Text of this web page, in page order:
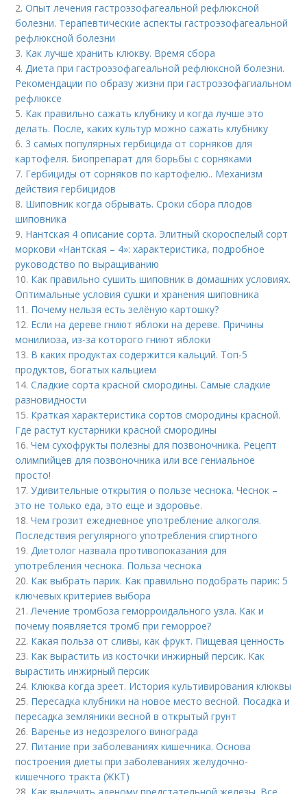
2.Опыт лечения гастроэзофагеальной рефлюксной
болезни. Терапевтические аспекты гастроэзофагеальной
рефлюксной болезни
3. Как лучше хранить клюкву. Время сбора
4. Диета при гастроэзофагеальной рефлюксной болезни.
Рекомендации по образу жизни при гастроэзофагиальном
рефлюксе
5. Как правильно сажать клубнику и когда лучше это
делать. После, каких культур можно сажать клубнику
6. 3 самых популярных гербицида от сорняков для
картофеля. Биопрепарат для борьбы с сорняками
7. Гербициды от сорняков по картофелю.. Механизм
действия гербицидов
8. Шиповник когда обрывать. Сроки сбора плодов
шиповника
9. Нантская 4 описание сорта. Элитный скороспелый сорт
моркови «Нантская – 4»: характеристика, подробное
руководство по выращиванию
10. Как правильно сушить шиповник в домашних условиях.
Оптимальные условия сушки и хранения шиповника
11. Почему нельзя есть зелёную картошку?
12. Если на дереве гниют яблоки на дереве. Причины
монилиоза, из-за которого гниют яблоки
13. В каких продуктах содержится кальций. Топ-5
продуктов, богатых кальцием
14.Сладкие сорта красной смородины. Самые сладкие
разновидности
15. Краткая характеристика сортов смородины красной.
Где растут кустарники красной смородины
16.Чем сухофрукты полезны для позвоночника. Рецепт
олимпийцев для позвоночника или все гениальное
просто!
17.Удивительные открытия о пользе чеснока. Чеснок –
это не только еда, это еще и здоровье.
18.Чем грозит ежедневное употребление алкоголя.
Последствия регулярного употребления спиртного
19. Диетолог назвала противопоказания для
употребления чеснока. Польза чеснока
20. Как выбрать парик. Как правильно подобрать парик: 5
ключевых критериев выбора
21. Лечение тромбоза геморроидального узла. Как и
почему появляется тромб при геморрое?
22. Какая польза от сливы, как фрукт. Пищевая ценность
23. Как вырастить из косточки инжирный персик. Как
вырастить инжирный персик
24. Клюква когда зреет. История культивирования клюквы
25. Пересадка клубники на новое место весной. Посадка и
пересадка земляники весной в открытый грунт
26. Варенье из недозрелого винограда
27. Питание при заболеваниях кишечника. Основа
построения диеты при заболеваниях желудочно-
кишечного тракта (ЖКТ)
28. Как вылечить аденому предстательной железы. Все